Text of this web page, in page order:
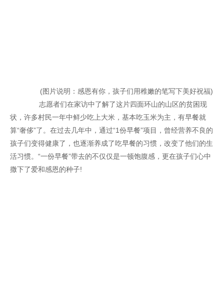
(图片说明：感恩有你，孩子们用稚嫩的笔写下美好祝福)
志愿者们在家访中了解了这片四面环山的山区的贫困现
状，许多村民一年中鲜少吃上大米，基本吃玉米为主，有早餐就
算“奢侈”了。在过去几年中，通过“1份早餐”项目，曾经营养不良的
孩子们变得健康了，也逐渐养成了吃早餐的习惯，改变了他们的生
活习惯。“一份早餐”带去的不仅仅是一顿饱腹感，更在孩子们心中
撒下了爱和感恩的种子!